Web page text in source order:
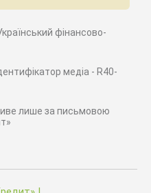
фінансово-
медіа - R40-
лише за письмовою